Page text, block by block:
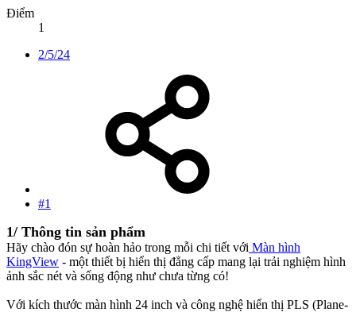
Điểm
1
2/5/24
#1
1/ Thông tin sản phẩm
Hãy chào đón sự hoàn hảo trong mỗi chi tiết với Màn hình
KingView - một thiết bị hiển thị đẳng cấp mang lại trải nghiệm hình
ảnh sắc nét và sống động như chưa từng có!
Với kích thước màn hình 24 inch và công nghệ hiển thị PLS (Plane-